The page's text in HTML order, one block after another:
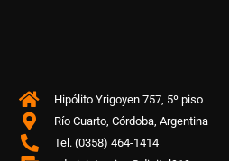
Hipólito Yrigoyen 757, 5º piso
Río Cuarto, Córdoba, Argentina
Tel. (0358) 464-1414